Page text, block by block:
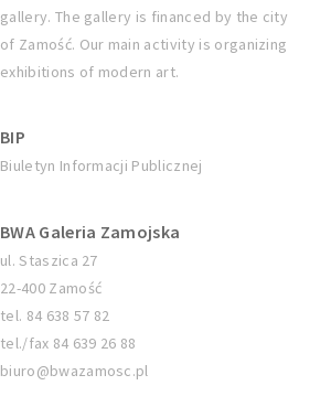
gallery. The gallery is financed by the city
of Zamość. Our main activity is organizing
exhibitions of modern art.
BIP
Biuletyn Informacji Publicznej
BWA Galeria Zamojska
ul. Staszica 27
22-400 Zamość
tel. 84 638 57 82
tel./fax 84 639 26 88
biuro@bwazamosc.pl